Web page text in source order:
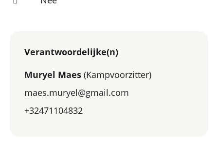
Verantwoordelijke(n)
Muryel Maes (Kampvoorzitter)
maes.muryel@gmail.com
+32471104832